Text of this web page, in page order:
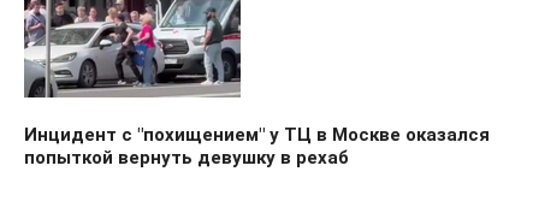
Инцидент с "похищением" у ТЦ в Москве оказался
попыткой вернуть девушку в рехаб